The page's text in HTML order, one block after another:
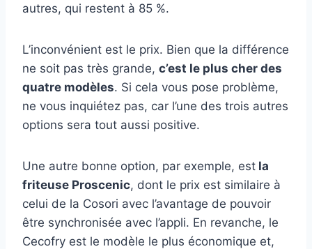
autres, qui restent à 85 %.
L’inconvénient est le prix. Bien que la différence
ne soit pas très grande, c’est le plus cher des
quatre modèles. Si cela vous pose problème,
ne vous inquiétez pas, car l’une des trois autres
options sera tout aussi positive.
Une autre bonne option, par exemple, est la
friteuse Proscenic, dont le prix est similaire à
celui de la Cosori avec l’avantage de pouvoir
être synchronisée avec l’appli. En revanche, le
Cecofry est le modèle le plus économique et,